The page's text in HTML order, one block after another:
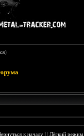
)
к началу ||Лёгкий режим